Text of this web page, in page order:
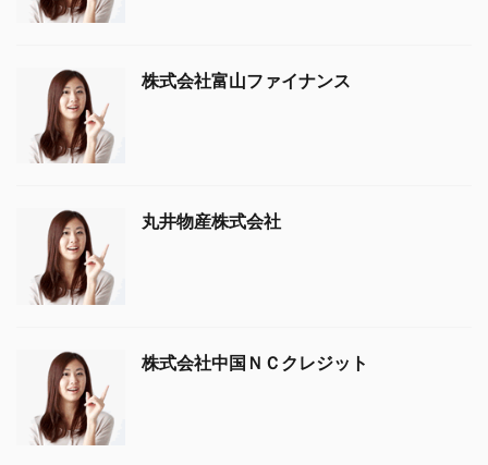
株式会社富山ファイナンス
丸井物産株式会社
株式会社中国ＮＣクレジット